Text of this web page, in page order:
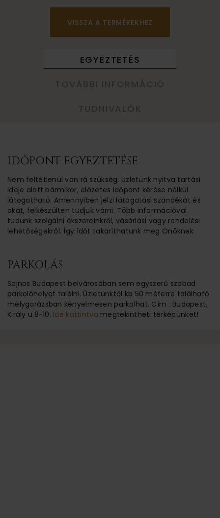
VISSZA A TERMÉKEKHEZ
EGYEZTETÉS
IDŐPONT EGYEZTETÉSE
Nem feltétlenül van rá szükség. Üzletünk nyitva tartási
ideje alatt bármikor, előzetes időpont kérése nélkül
látogatható. Amennyiben jelzi látogatási szándékát és
okát, felkészülten tudjuk várni. Több információval
tudunk szolgálni ékszereinkről, vásárlási vagy rendelési
lehetőségekről. Így ídőt takaríthatunk meg Önöknek.
PARKOLÁS
Sajnos Budapest belvárosában sem egyszerű szabad
parkolóhelyet találni. Üzletünktől kb 50 méterre található
mélygarázsban kényelmesen parkolhat. Cím : Budapest,
Király u.8-10. Ide kattintva megtekintheti térképünket!